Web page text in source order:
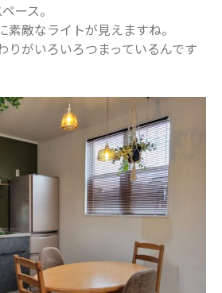
ース。
素敵なライトが見えますね。
りがいろいろつまっているんです